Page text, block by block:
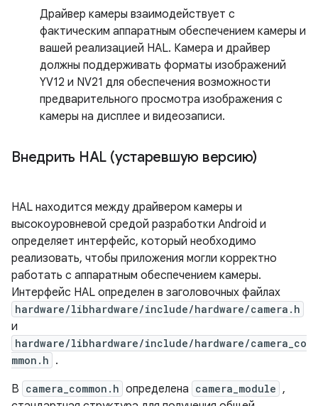
Драйвер камеры взаимодействует с
фактическим аппаратным обеспечением камеры и
вашей реализацией HAL. Камера и драйвер
должны поддерживать форматы изображений
YV12 и NV21 для обеспечения возможности
предварительного просмотра изображения с
камеры на дисплее и видеозаписи.
Внедрить HAL (устаревшую версию)
HAL находится между драйвером камеры и
высокоуровневой средой разработки Android и
определяет интерфейс, который необходимо
реализовать, чтобы приложения могли корректно
работать с аппаратным обеспечением камеры.
Интерфейс HAL определен в заголовочных файлах
hardware/libhardware/include/hardware/camera.h
и
hardware/libhardware/include/hardware/camera_co
mmon.h .
В camera_common.h определена camera_module ,